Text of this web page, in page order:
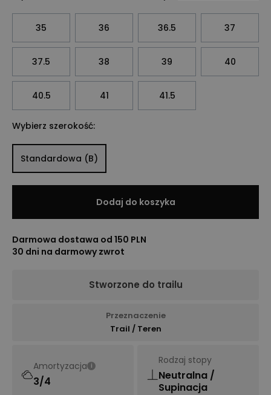
35 36 36.5 37
37.5 38 39 40
40.5 41 41.5
Wybierz szerokość:
Standardowa (B)
Dodaj do koszyka
Darmowa dostawa od 150 PLN
30 dni na darmowy zwrot
Stworzone do trailu
Przeznaczenie
Trail / Teren
Amortyzacja i
3/4
Rodzaj stopy
Neutralna /
Supinacja